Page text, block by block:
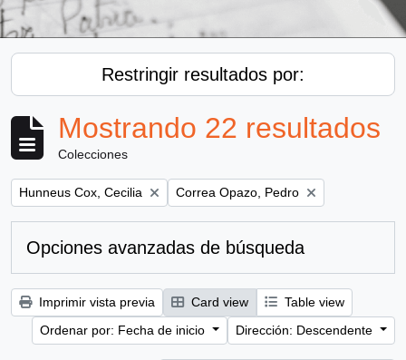
Restringir resultados por:
Mostrando 22 resultados
Colecciones
Remove filter:
Hunneus Cox, Cecilia Remove filter:
Correa Opazo, Pedro
Opciones avanzadas de búsqueda
Imprimir vista previa Card view
Table view
Ordenar por: Fecha de inicio
Dirección: Descendente